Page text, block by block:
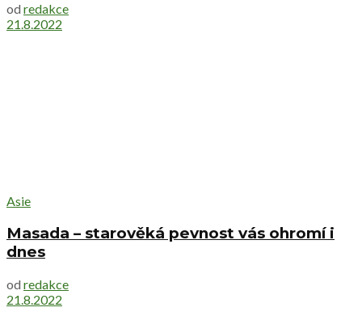
od redakce
21.8.2022
Asie
Masada – starověká pevnost vás ohromí i
dnes
od redakce
21.8.2022